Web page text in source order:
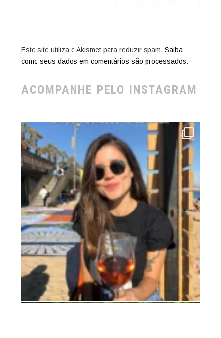
Este site utiliza o Akismet para reduzir spam. Saiba
como seus dados em comentários são processados.
ACOMPANHE PELO INSTAGRAM